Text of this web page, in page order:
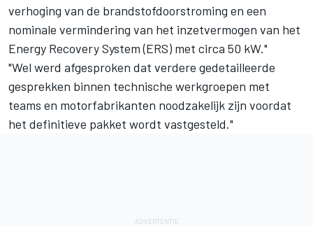
verhoging van de brandstofdoorstroming en een
nominale vermindering van het inzetvermogen van het
Energy Recovery System (ERS) met circa 50 kW."
"Wel werd afgesproken dat verdere gedetailleerde
gesprekken binnen technische werkgroepen met
teams en motorfabrikanten noodzakelijk zijn voordat
het definitieve pakket wordt vastgesteld."